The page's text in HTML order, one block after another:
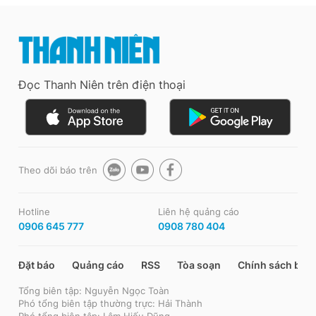
Đọc Thanh Niên trên điện thoại
Theo dõi báo trên
Hotline
0906 645 777
Liên hệ quảng cáo
0908 780 404
Đặt báo Quảng cáo RSS Tòa soạn Chính sách bảo
Tổng biên tập: Nguyễn Ngọc Toàn
Phó tổng biên tập thường trực: Hải Thành